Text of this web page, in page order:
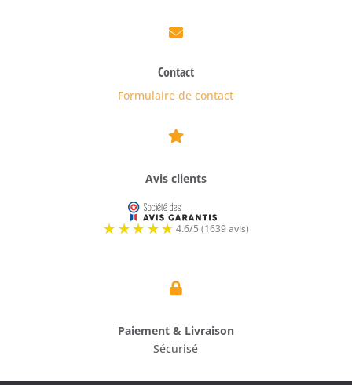

Contact
Formulaire de contact

Avis clients

Paiement & Livraison
Sécurisé